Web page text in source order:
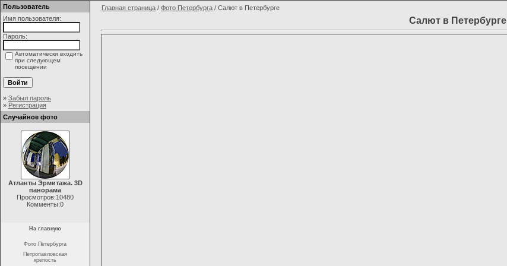
Пользователь
Имя пользователя:
Пароль:
Автоматически входить
при следующем
посещении
» Забыл пароль
» Регистрация
Случайное фото
Атланты Эрмитажа. 3D
панорама
Просмотров:10480
Комменты:0
На главную
Фото Петербурга
Петропавловская
крепость
Главная страница / Фото Петербурга / Салют в Петербурге
Салют в Петербурге